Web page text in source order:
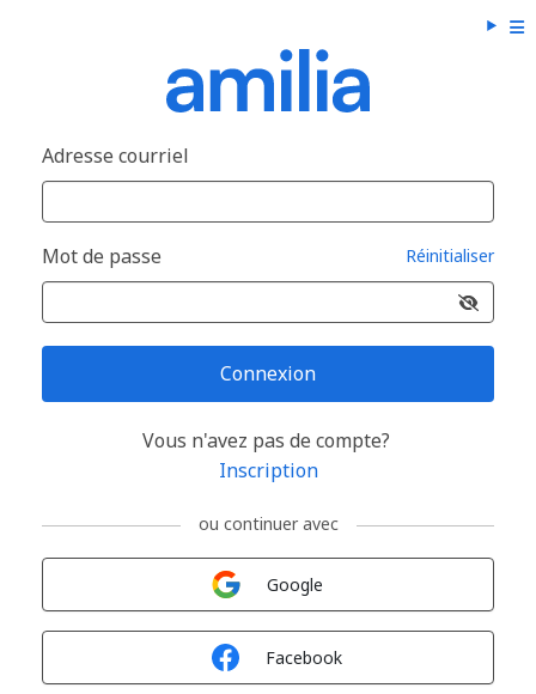
Adresse courriel
Mot de passe Réinitialiser
Connexion
Vous n'avez pas de compte?
Inscription
ou continuer avec
Google
Facebook